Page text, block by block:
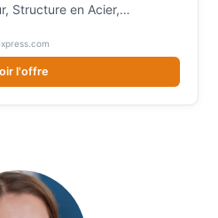
Structure en Acier,
l'offre